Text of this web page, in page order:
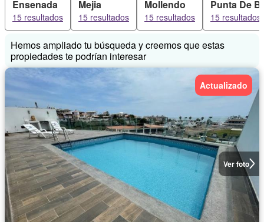
Completamente amoblado
Ensenada
15 resultados
Mejia
15 resultados
Mollendo
15 resultados
Punta De
15 resultados
Hemos ampliado tu búsqueda y creemos que estas
propiedades te podrían interesar
Ver foto
Actualizado